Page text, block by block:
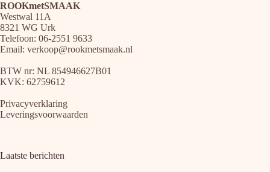
ROOKmetSMAAK
Westwal 11A
8321 WG Urk
Telefoon: 06-2551 9633
Email: verkoop@rookmetsmaak.nl
BTW nr: NL 854946627B01
KVK: 62759612
Privacyverklaring
Leveringsvoorwaarden
Laatste berichten